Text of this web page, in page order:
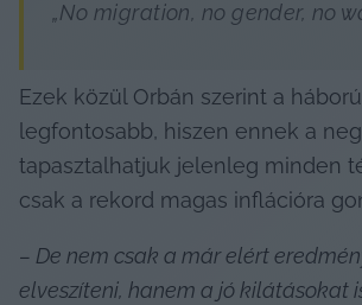
„No migration, no gender, no
Ezek közül Orbán szerint a
legfontosabb, hiszen ennek a
tapasztalhatjuk jelenleg minden
csak a rekord magas inflációra
– De nem csak a már elért
elveszíteni, hanem a jó kilátásokat